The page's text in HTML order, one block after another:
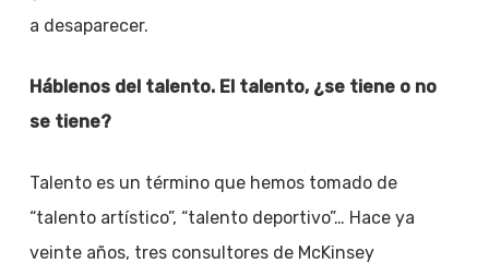
a desaparecer.
Háblenos del talento. El talento, ¿se tiene o no
se tiene?
Talento es un término que hemos tomado de
“talento artístico”, “talento deportivo”… Hace ya
veinte años, tres consultores de McKinsey